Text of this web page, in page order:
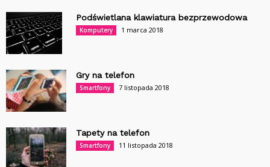
Podświetlana klawiatura bezprzewodowa
Komputery 1 marca 2018
Gry na telefon
Smartfony 7 listopada 2018
Tapety na telefon
Smartfony 11 listopada 2018